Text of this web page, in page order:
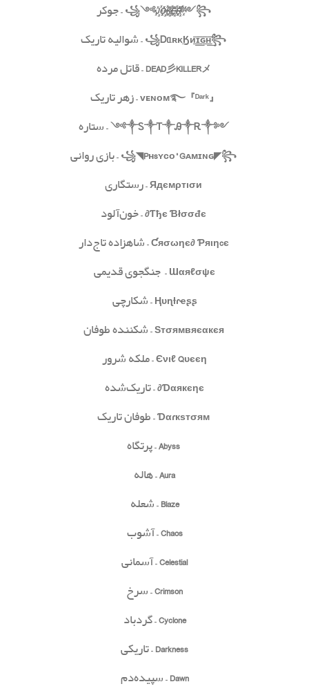
꧁
༺JOKER༻꧂
– جوکر
Ꭰᥲʀκ͢Ӄᴎ͟͞ɪ͟͞ԍ͟͞ʜ͟͞꧂
– شوالیه تاریک
彡KILLERメ
– قاتل مرده
『
ᴰᵃʳᵏ
』
ᴠᴇɴᴏᴍ࿐
– زهر تاریک
༺༒
Ꮪ༒Ꭲ༒Ꭿ༒Ꭱ༒༻
– ستاره
◥Pʜsʏᴄᴏ° Gᴀᴍɪɴɢ◤꧂
– بازی روانی
– رستگاری
– خون‌آلود
– شاهزاده تاج‌دار
Ɯαяℓσψє– جنگجوی قدیمی
Ⱨυɳƚɾҽʂʂ– شکارچی
Ѕтσямвяєαкєя
– شکننده طوفان
Єνιℓ Qυєєη– ملکه شرور
Ɗαякєηє∂ – تاریک‌شده
– طوفان تاریک
– پرتگاه
Aura– هاله
Blaze– شعله
Chaos– آشوب
Celestial– آسمانی
Crimson– سرخ
Cyclone– گردباد
Darkness– تاریکی
Dawn– سپیده‌دم